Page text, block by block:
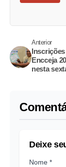
Anterior
Encceja
nesta
Deixe
Nome *